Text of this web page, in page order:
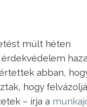
múlt héten
abban,
hogy
– írja a